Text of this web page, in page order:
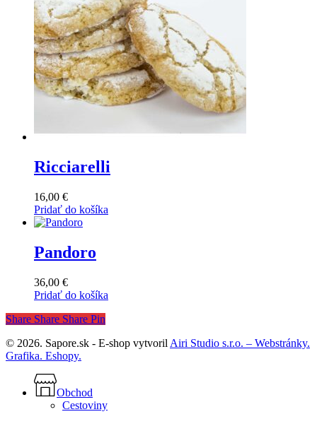
Ricciarelli
16,00 €
Pridať do košíka
Pandoro
36,00 €
Pridať do košíka
Share Share Share Pin
© 2026. Sapore.sk - E-shop vytvoril Airi Studio s.r.o. – Webstránky.
Grafika. Eshopy.
Menu
Obchod
Cestoviny